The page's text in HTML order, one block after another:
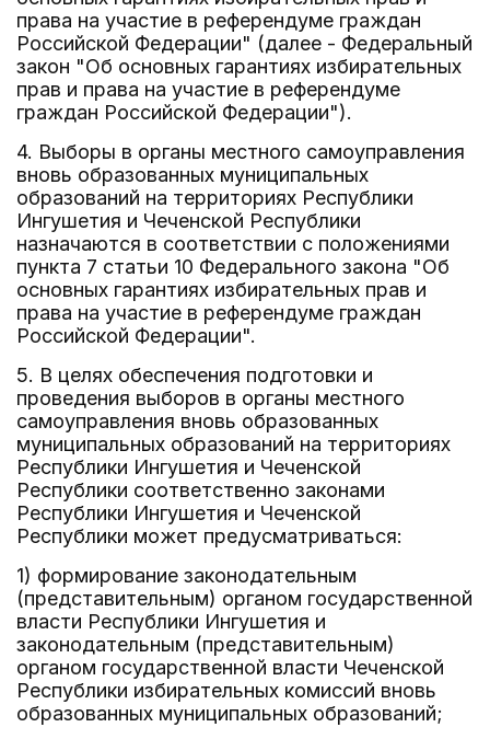
права на участие в референдуме граждан
Российской Федерации" (далее - Федеральный
закон "Об основных гарантиях избирательных
прав и права на участие в референдуме
граждан Российской Федерации").
4. Выборы в органы местного самоуправления
вновь образованных муниципальных
образований на территориях Республики
Ингушетия и Чеченской Республики
назначаются в соответствии с положениями
пункта 7 статьи 10 Федерального закона "Об
основных гарантиях избирательных прав и
права на участие в референдуме граждан
Российской Федерации".
5. В целях обеспечения подготовки и
проведения выборов в органы местного
самоуправления вновь образованных
муниципальных образований на территориях
Республики Ингушетия и Чеченской
Республики соответственно законами
Республики Ингушетия и Чеченской
Республики может предусматриваться:
1) формирование законодательным
(представительным) органом государственной
власти Республики Ингушетия и
законодательным (представительным)
органом государственной власти Чеченской
Республики избирательных комиссий вновь
образованных муниципальных образований;